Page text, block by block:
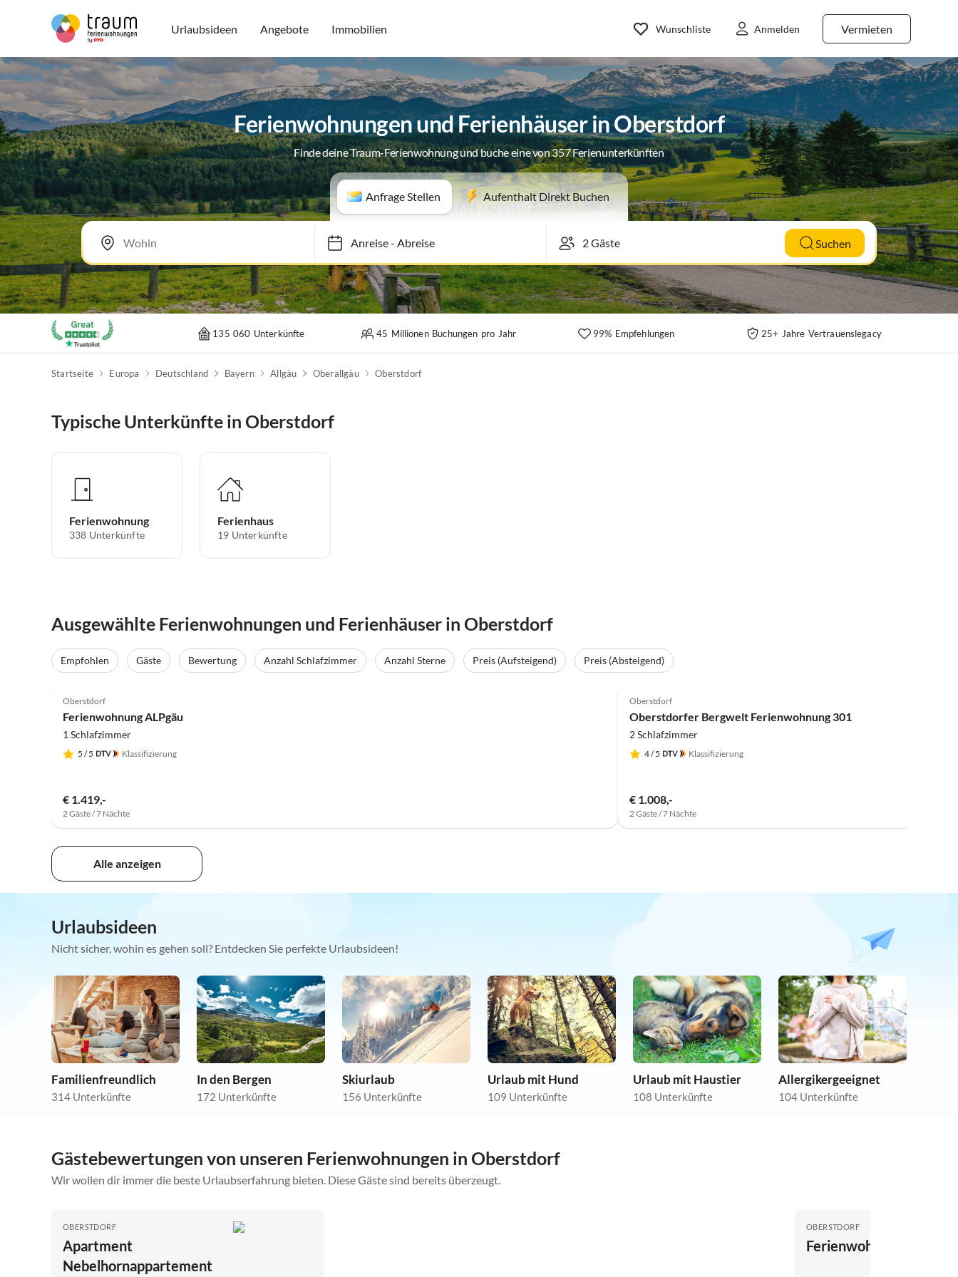
Urlaubsideen Angebote Immobilien Vermieten
Wunschliste Anmelden
Ferienwohnungen und Ferienhäuser in Oberstdorf
Finde deine Traum-Ferienwohnung und buche eine von 357 Ferienunterkünften
Anfrage Stellen Aufenthalt Direkt Buchen
Anreise- Abreise Suchen
135 060 Unterkünfte 45 Millionen Buchungen pro Jahr 99% Empfehlungen 25+ Jahre Vertrauenslegacy
Startseite Europa Deutschland Bayern Allgäu Oberallgäu Oberstdorf
Typische Unterkünfte in Oberstdorf
Ferienwohnung
338 Unterkünfte
Ferienhaus
19 Unterkünfte
Ausgewählte Ferienwohnungen und Ferienhäuser in Oberstdorf
Empfohlen Gäste Bewertung Anzahl Schlafzimmer Anzahl Sterne Preis (Aufsteigend) Preis (Absteigend)
Oberstdorf
Ferienwohnung ALPgäu
1 Schlafzimmer
5 / 5 Klassifizierung
€ 1.419,-
2 Gäste / 7 Nächte
Oberstdorf
Oberstdorfer Bergwelt Ferienwohnung 301
2 Schlafzimmer
4/ 5 Klassifizierung
€ 1.008,-
2 Gäste / 7 Nächte
Alle anzeigen
Urlaubsideen
Nicht sicher, wohin es gehen soll? Entdecken Sie perfekte Urlaubsideen!
Familienfreundlich
314 Unterkünfte
In den Bergen
172 Unterkünfte
Skiurlaub
156 Unterkünfte
Urlaub mit Hund
109 Unterkünfte
Urlaub mit Haustier
108 Unterkünfte
Allergikergeeignet
104 Unterkünfte
Gästebewertungen von unseren Ferienwohnungen in Oberstdorf
Wir wollen dir immer die beste Urlaubserfahrung bieten. Diese Gäste sind bereits überzeugt.
OBERSTDORF
Apartment
Nebelhornappartement
OBERSTDORF
Ferienwohnung Brey